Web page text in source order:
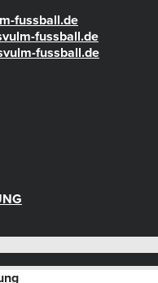
fussball.de
fussball.de
fussball.de